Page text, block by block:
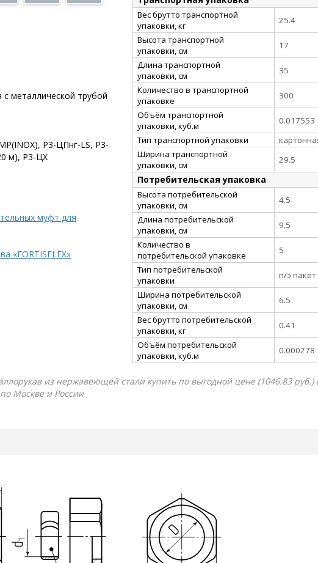
металлической трубой
Р3-ЦПнг-LS, Р3-
м), Р3-ЦХ
муфт для
«FORTISFLEX»
Вес брутто транспортной
упаковки, кг
25.4
Высота транспортной
упаковки, см
17
Длина транспортной
упаковки, см
35
Количество в транспортной
упаковке
300
Объём транспортной
упаковки, куб.м
0.017553
Тип транспортной упаковки
Ширина транспортной
упаковки, см
29.5
Потребительская упаковка
Высота потребительской
упаковки, см
4.5
Длина потребительской
упаковки, см
9.5
Количество в
потребительской упаковке
5
Тип потребительской
упаковки
п/э пакет
Ширина потребительской
упаковки, см
6.5
Вес брутто потребительской
упаковки, кг
0.41
Объём потребительской
упаковки, куб.м
0.000278
из нержавеющей стали купить по выгодной цене (1046.83 руб.)
Москве и России